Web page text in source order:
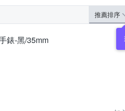
推薦排序
錶-黑/35mm